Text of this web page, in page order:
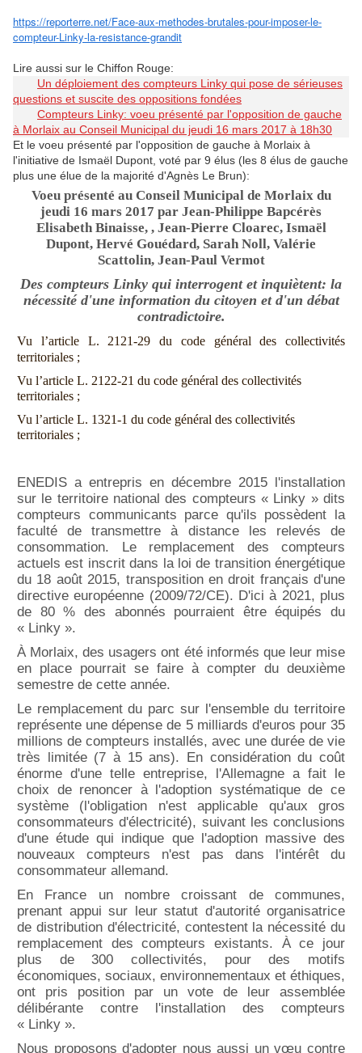
https://reporterre.net/Face-aux-methodes-brutales-pour-imposer-le-
compteur-Linky-la-resistance-grandit
Lire aussi sur le Chiffon Rouge:
Un déploiement des compteurs Linky qui pose de sérieuses
questions et suscite des oppositions fondées
Compteurs Linky: voeu présenté par l'opposition de gauche
à Morlaix au Conseil Municipal du jeudi 16 mars 2017 à 18h30
Et le voeu présenté par l'opposition de gauche à Morlaix à
l'initiative de Ismaël Dupont, voté par 9 élus (les 8 élus de gauche
plus une élue de la majorité d'Agnès Le Brun):
Voeu présenté au Conseil Municipal de Morlaix du
jeudi 16 mars 2017 par Jean-Philippe Bapcérès
Elisabeth Binaisse, , Jean-Pierre Cloarec, Ismaël
Dupont, Hervé Gouédard, Sarah Noll, Valérie
Scattolin, Jean-Paul Vermot
Des compteurs Linky qui interrogent et inquiètent: la
nécessité d'une information du citoyen et d'un débat
contradictoire.
Vu l’article L. 2121-29 du code général des collectivités
territoriales ;
Vu l’article L. 2122-21 du code général des collectivités
territoriales ;
Vu l’article L. 1321-1 du code général des collectivités
territoriales ;
ENEDIS a entrepris en décembre 2015 l'installation
sur le territoire national des compteurs « Linky » dits
compteurs communicants parce qu'ils possèdent la
faculté de transmettre à distance les relevés de
consommation. Le remplacement des compteurs
actuels est inscrit dans la loi de transition énergétique
du 18 août 2015, transposition en droit français d'une
directive européenne (2009/72/CE). D'ici à 2021, plus
de 80 % des abonnés pourraient être équipés du
« Linky ».
À Morlaix,des usagers ont été informés queleur mise
en place pourrait se faire à compter du deuxième
semestre de cette année.
Le remplacement du parc sur l'ensemble du territoire
représente une dépense de 5 milliards d'euros pour 35
millions de compteurs installés, avec une durée de vie
très limitée (7 à 15 ans). En considération du coût
énorme d'une telle entreprise, l'Allemagne a fait le
choix de renoncer à l'adoption systématique de ce
système (l'obligation n'est applicable qu'aux gros
consommateurs d'électricité), suivant les conclusions
d'une étude qui indique que l'adoption massive des
nouveaux compteurs n'est pas dans l'intérêt du
consommateur allemand.
En France un nombre croissant de communes,
prenant appui sur leur statut d'autorité organisatrice
de distribution d'électricité, contestent la nécessité du
remplacement des compteurs existants. À ce jour
plus de 300 collectivités, pour des motifs
économiques, sociaux, environnementaux et éthiques,
ont pris position par un vote de leur assemblée
délibérante contre l'installation des compteurs
« Linky ».
Nous proposons d'adopter nous aussi un vœu contre